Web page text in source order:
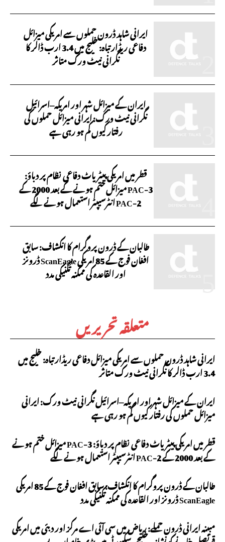
ایرانی شاہد ڈرون حملوں سے امریکی میزائل
دفاعی ریڈار تباہ: خلیج میں 3.4 ارب ڈالر کا
نگرانی نیٹ ورک متاثر
ایران کے میزائل شہر اور امریکہ–اسرائیل
نگرانی نیٹ ورک: ایرانی میزائل حملوں کی
رفتار کیوں کم ہو رہی ہے
قطر میں امریکی پیٹریاٹ دفاعی نظام پر دباؤ:
PAC-3 میزائل ختم ہونے کے بعد 2000 کے
PAC-2 انٹرسیپٹر استعمال ہونے لگے
طالبان کے ڈرون پروگرام کا انکشاف: سابق
افغان فوج کے 85 امریکی ScanEagle ڈرونز
اور القاعدہ کی ممکنہ تکنیکی مدد
متعلقہ تحریریں
ایرانی شاہد ڈرون حملوں سے امریکی میزائل دفاعی ریڈار تباہ: خلیج میں
3.4 ارب ڈالر کا نگرانی نیٹ ورک متاثر
ایران کے میزائل شہر اور امریکہ–اسرائیل نگرانی نیٹ ورک: ایرانی
میزائل حملوں کی رفتار کیوں کم ہو رہی ہے
قطر میں امریکی پیٹریاٹ دفاعی نظام پر دباؤ: PAC-3 میزائل ختم ہونے
کے بعد 2000 کے PAC-2 انٹرسیپٹر استعمال ہونے لگے
طالبان کے ڈرون پروگرام کا انکشاف: سابق افغان فوج کے 85 امریکی
ScanEagle ڈرونز اور القاعدہ کی ممکنہ تکنیکی مدد
مبینہ ایرانی ڈرون حملے: ریاض میں سی آئی اے مرکز اور دبئی میں امریکی